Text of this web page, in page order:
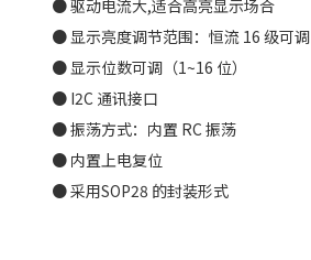
● 驱动电流大,适合高亮显示场合
● 显示亮度调节范围：恒流 16 级可调
● 显示位数可调（1~16 位）
● I2C 通讯接口
● 振荡方式：内置 RC 振荡
● 内置上电复位
● 采用SOP28 的封装形式